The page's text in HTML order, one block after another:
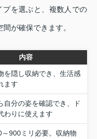
プを選ぶと、複数人での
が確保できます。
内容
を隠し収納でき、生活感
ます
自分の姿を確認でき、ド
わりに使えます
～900ミリ必要。収納物